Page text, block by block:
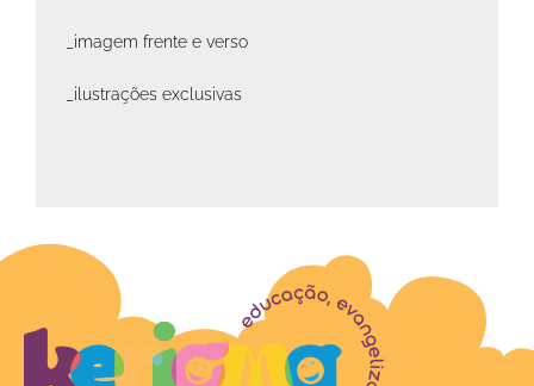
_imagem frente e verso
_ilustrações exclusivas